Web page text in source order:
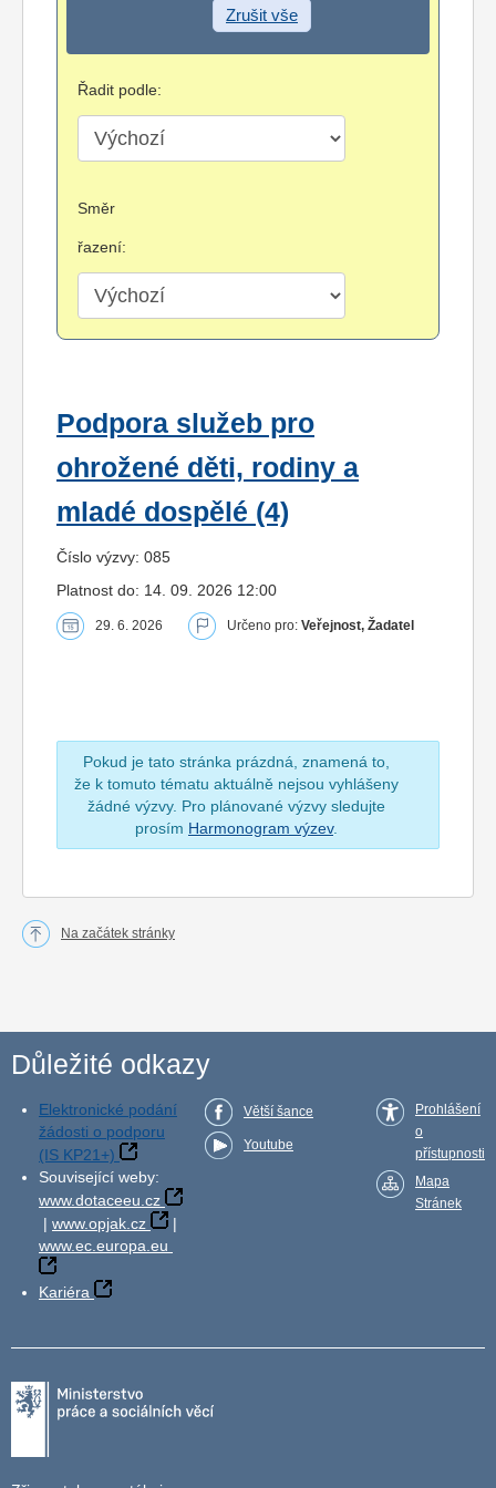
Zrušit vše
Řadit podle:
Směr
řazení:
Podpora služeb pro
ohrožené děti, rodiny a
mladé dospělé (4)
Číslo výzvy: 085
Platnost do: 14. 09. 2026 12:00
29. 6. 2026 Určeno pro: Veřejnost, Žadatel
Pokud je tato stránka prázdná, znamená to,
že k tomuto tématu aktuálně nejsou vyhlášeny
žádné výzvy. Pro plánované výzvy sledujte
prosím Harmonogram výzev.
Na začátek stránky
Důležité odkazy
Elektronické podání
žádosti o podporu
(IS KP21+)
Související weby:
www.dotaceeu.cz
| www.opjak.cz
|
www.ec.europa.eu
Kariéra
Větší šance
Youtube
Prohlášení
o
přístupnosti
Mapa
Stránek